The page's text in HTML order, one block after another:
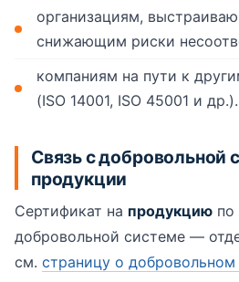
организациям,
снижающим риски
компаниям на пути к
(ISO 14001, ISO 45001 и др.).
Связь с добровольной
продукции
Сертификат на продукцию
добровольной системе —
см. страницу о добровольном